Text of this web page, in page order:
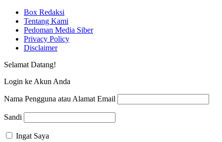
Box Redaksi
Tentang Kami
Pedoman Media Siber
Privacy Policy
Disclaimer
Selamat Datang!
Login ke Akun Anda
Nama Pengguna atau Alamat Email
Sandi
Ingat Saya